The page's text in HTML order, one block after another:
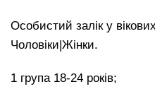
Особистий залік у
​​​​​​​Чоловіки|Жінки.
1 група 18-24